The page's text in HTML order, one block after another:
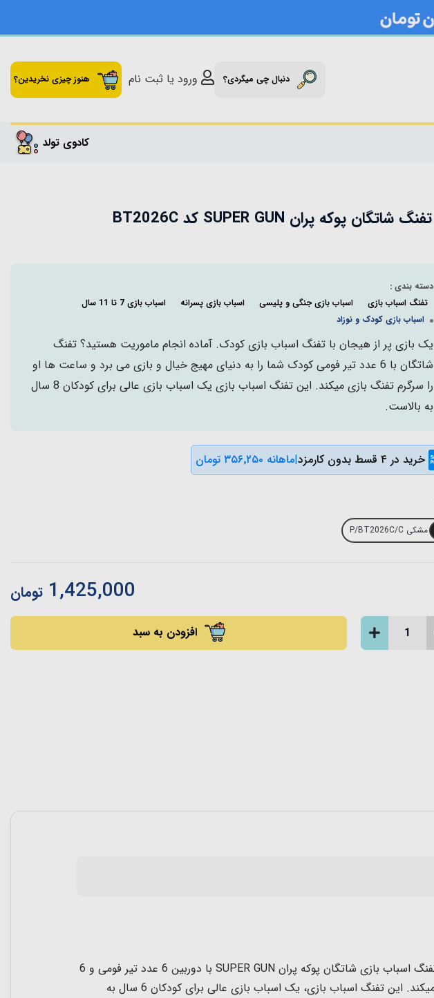
دنبال چی میگردی؟ ورود یا ثبت نام هنوز چیزی نخریدین؟
کادوی تولد
تفنگ شاتگان پوکه پران SUPER GUN کد BT2026C
دسته بندی :
تفنگ اسباب بازی
اسباب بازی جنگی و پلیسی اسباب بازی پسرانه
اسباب بازی 7 تا 11 سال
اسباب بازی کودک و نوزاد
یک بازی پر از هیجان با تفنگ اسباب بازی کودک. آماده انجام ماموریت هستید؟ تفنگ
شاتگان با 6 عدد تیر فومی کودک شما را به دنیای مهیج خیال و بازی می برد و ساعت ها او
را سرگرم تفنگ بازی میکند. این تفنگ اسباب بازی یک اسباب بازی عالی برای کودکان 8 سال
به بالاست.
خرید در ۴ قسط بدون کارمزد |ماهانه ۳۵۶٬۲۵۰ تومان
مشکی P/BT2026C/C
1,425,000 تومان
افزودن به سبد
ک بازی پر از هیجان با تفنگ شاتگان پوکه پران SUPER GUN آماده انجام ماموریت هستید؟ تفنگ اسباب بازی شاتگان پوکه پران SUPER GUN با دوربین 6 عدد تیر فومی و 6
عدد پوکه کودک شما را به دنیای مهیج خیال و بازی می برد و ساعت ها او را سرگرم تفنگ بازی میکند. این تفنگ اسباب بازی، یک اسباب بازی عالی برای کودکان 6 سال به